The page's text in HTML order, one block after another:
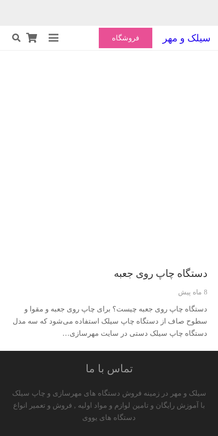
سیلک و مهر فروشگاه
دستگاه چاپ روی جعبه
8 ماه پیش
دستگاه چاپ روی جعبه چیست؟ برای چاپ روی جعبه و مقوا و
سطوح صاف از دستگاه چاپ سیلک استفاده می‌شود که سه مدل
دستگاه چاپ سیلک دستی در سایت مهرسازی…
تماس با ما
سیلک و مهر در زمینه فروش دستگاه های مهرسازی و چاپ سیلک
با آموزش رایگان و تامین لوازم و مواد اولیه , فروش و تعمیر انواع
دستگاه های یووی